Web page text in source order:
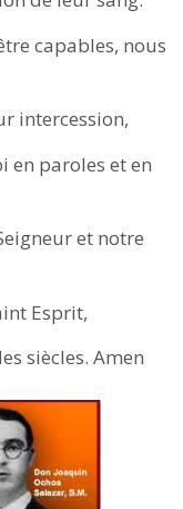
capables, nous
intercession,
en paroles et en
et notre
Esprit,
siècles. Amen